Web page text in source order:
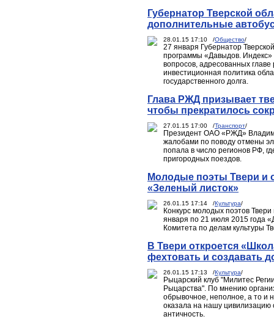
Губернатор Тверской
дополнительные
28.01.15 17:10 /Общество/
27 января Губернатор
программы «Давыдов.
вопросов, адресованных
инвестиционная политика
государственного долга.
Глава РЖД призывает
чтобы прекратилось
27.01.15 17:00 /Транспорт/
Президент ОАО «РЖД»
жалобами по поводу отмены
попала в число регионов РФ,
пригородных поездов.
Молодые поэты Твери и
«Зеленый листок»
26.01.15 17:14 /Культура/
Конкурс молодых поэтов
января по 21 июля 2015 года
Комитета по делам культуры
В Твери откроется
фехтовать и создавать
26.01.15 17:13 /Культура/
Рыцарский клуб "Милитес
Рыцарства". По мнению
обрывочное, неполное, а то и
оказала на нашу цивилизацию
античность.